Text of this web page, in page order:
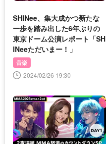
SHINee、集大成かつ新たな
一歩を踏み出した6年ぶりの
東京ドーム公演レポート「SH
INeeただいまー！」
音楽
2024/02/26 19:30